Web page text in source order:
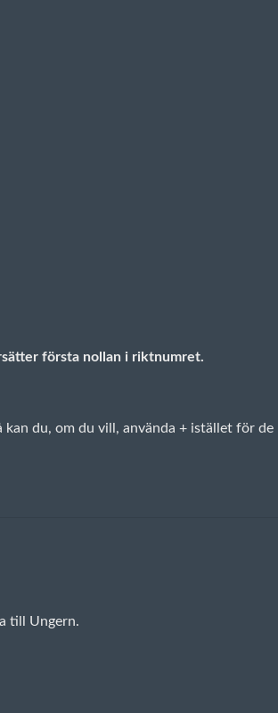
första nollan i riktnumret.
du, om du vill, använda + istället för de
till Ungern.